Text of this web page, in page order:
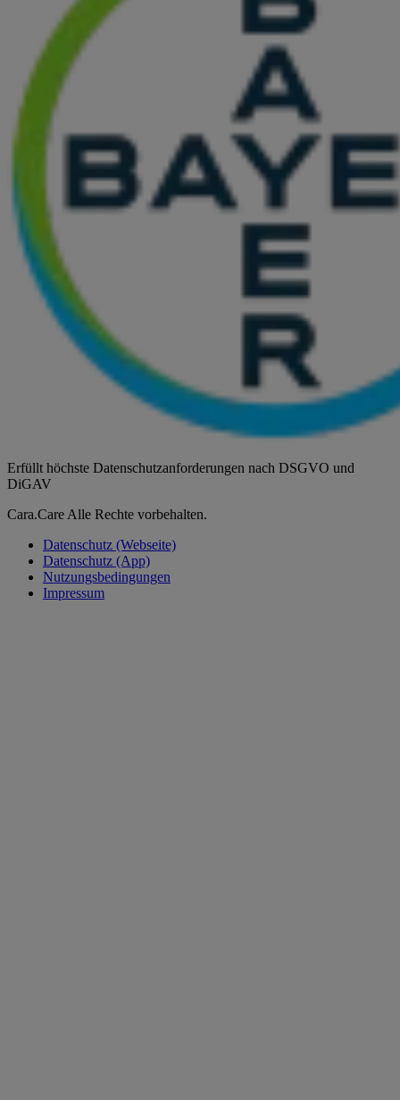
Erfüllt höchste Datenschutzanforderungen nach DSGVO und
DiGAV
Cara.Care Alle Rechte vorbehalten.
Datenschutz (Webseite)
Datenschutz (App)
Nutzungsbedingungen
Impressum